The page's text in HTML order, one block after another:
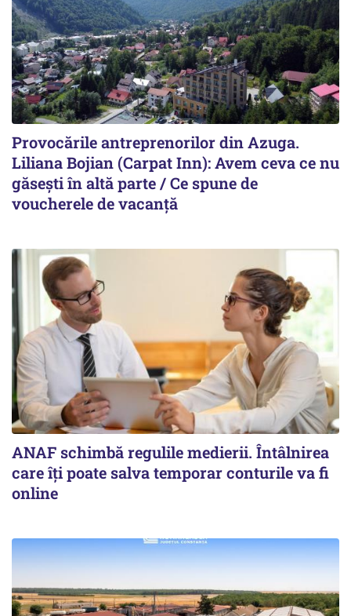
Provocările antreprenorilor din Azuga.
Liliana Bojian (Carpat Inn): Avem ceva ce nu
găsești în altă parte / Ce spune de
voucherele de vacanță
ANAF schimbă regulile medierii. Întâlnirea
care îți poate salva temporar conturile va fi
online